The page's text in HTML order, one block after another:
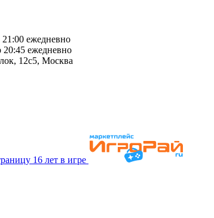
ежедневно
20:45 ежедневно
12с5, Москва
16 лет в игре